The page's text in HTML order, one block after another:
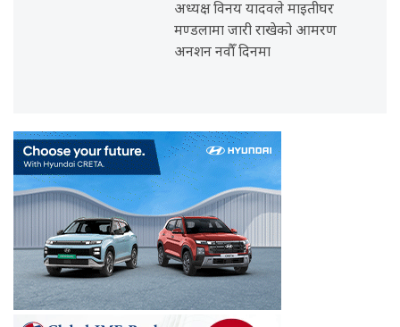
अध्यक्ष विनय यादवले माइतीघर
मण्डलामा जारी राखेको आमरण
अनशन नवौँ दिनमा